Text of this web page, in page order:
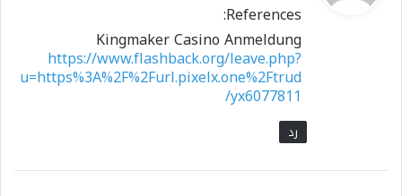
ل
References:
Kingmaker Casino Anmeldung
https://www.flashback.org/leave.php?
u=https%3A%2F%2Furl.pixelx.one%2Ftrud
yx6077811/
رد